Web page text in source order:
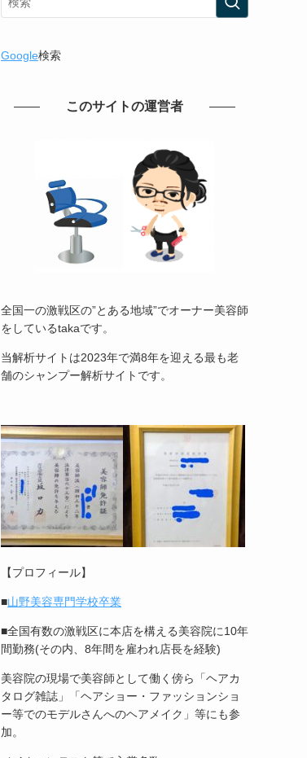
Google検索
このサイトの運営者
全国一の激戦区の”とある地域”でオーナー美容師
をしているtakaです。
当解析サイトは2023年で満8年を迎える最も老
舗のシャンプー解析サイトです。
【プロフィール】
■山野美容専門学校卒業
■全国有数の激戦区に本店を構える美容院に10年
間勤務(その内、8年間を雇われ店長を経験)
美容院の現場で美容師として働く傍ら「ヘアカ
タログ雑誌」「ヘアショー・ファッションショ
ー等でのモデルさんへのヘアメイク」等にも参
加。